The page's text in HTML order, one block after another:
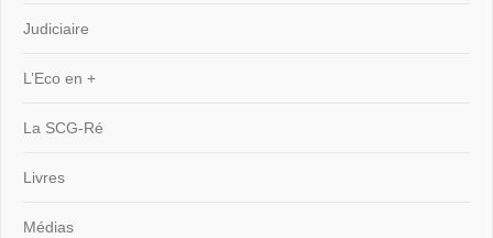
Judiciaire
L’Eco en +
La SCG-Ré
Livres
Médias